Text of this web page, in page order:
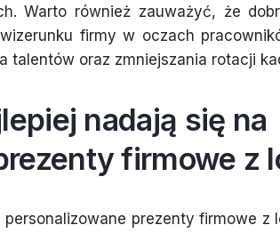
Warto również zauważyć, że
firmy w oczach
talentów oraz zmniejszania rotacji
nadają się na
firmowe z
prezenty firmowe z